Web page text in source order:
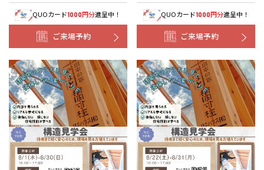
QUOカード1000円分進呈中！
ご来場予約
QUOカード1000円分進呈中！
ご来場予約